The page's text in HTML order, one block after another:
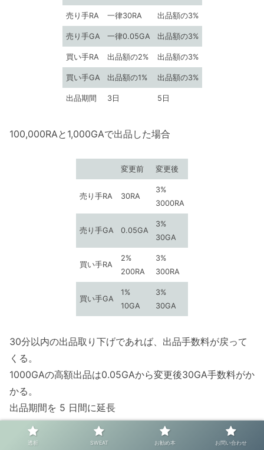
売り手RA 一律30RA 出品額の3%
売り手GA 一律0.05GA 出品額の3%
買い手RA 出品額の2% 出品額の3%
買い手GA 出品額の1% 出品額の3%
出品期間 3日 5日
100,000RAと1,000GAで出品した場合
変更前 変更後
売り手RA 30RA
3%
3000RA
売り手GA 0.05GA
3%
30GA
買い手RA
2%
200RA
3%
300RA
買い手GA
1%
10GA
3%
30GA
30分以内の出品取り下げであれば、出品手数料が戻って
くる。
1000GAの高額出品は0.05GAから変更後30GA手数料がか
かる。
出品期間を 5 日間に延長
Creators Month 2022 with
透析 SWEAT お勧め本 お問い合わせ